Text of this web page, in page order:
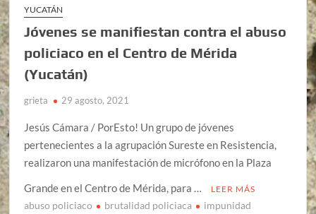
YUCATÁN
Jóvenes se manifiestan contra el abuso
policiaco en el Centro de Mérida
(Yucatán)
grieta 29 agosto, 2021
Jesús Cámara / PorEsto! Un grupo de jóvenes
pertenecientes a la agrupación Sureste en Resistencia,
realizaron una manifestación de micrófono en la Plaza
Grande en el Centro de Mérida, para …
LEER MÁS
abuso policiaco brutalidad policiaca
impunidad